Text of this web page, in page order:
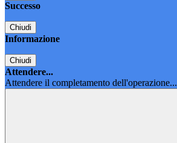
Successo
Chiudi
Informazione
Chiudi
Attendere...
Attendere il completamento dell'operazione...